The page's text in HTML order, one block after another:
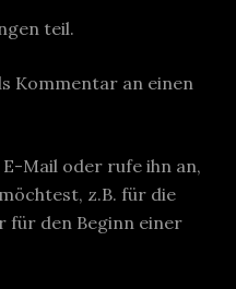
teil.
Kommentar an einen
Mail oder rufe ihn an,
z.B. für die
für den Beginn einer